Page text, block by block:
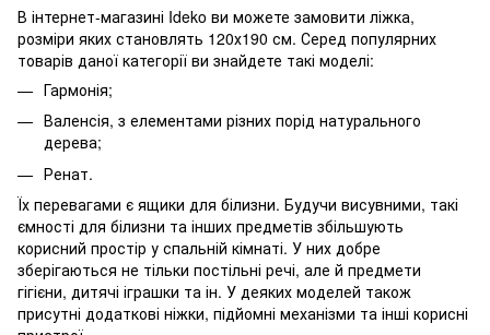
В інтернет-магазині Ideko ви можете замовити ліжка,
розміри яких становлять 120х190 см. Серед популярних
товарів даної категорії ви знайдете такі моделі:
Гармонія;
Валенсія, з елементами різних порід натурального
дерева;
Ренат.
Їх перевагами є ящики для білизни. Будучи висувними, такі
ємності для білизни та інших предметів збільшують
корисний простір у спальній кімнаті. У них добре
зберігаються не тільки постільні речі, але й предмети
гігієни, дитячі іграшки та ін. У деяких моделей також
присутні додаткові ніжки, підйомні механізми та інші корисні